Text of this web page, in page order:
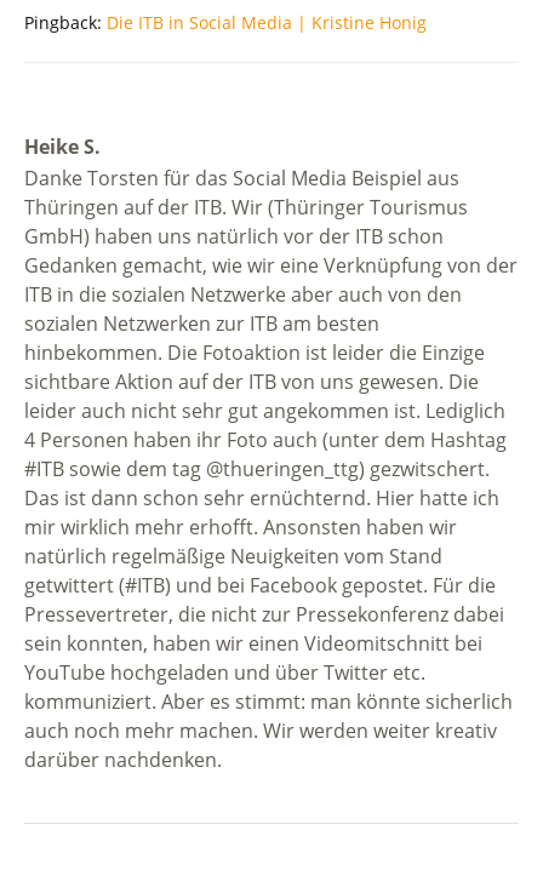
Pingback: Die ITB in Social Media | Kristine Honig
Heike S.
Danke Torsten für das Social Media Beispiel aus
Thüringen auf der ITB. Wir (Thüringer Tourismus
GmbH) haben uns natürlich vor der ITB schon
Gedanken gemacht, wie wir eine Verknüpfung von der
ITB in die sozialen Netzwerke aber auch von den
sozialen Netzwerken zur ITB am besten
hinbekommen. Die Fotoaktion ist leider die Einzige
sichtbare Aktion auf der ITB von uns gewesen. Die
leider auch nicht sehr gut angekommen ist. Lediglich
4 Personen haben ihr Foto auch (unter dem Hashtag
#ITB sowie dem tag @thueringen_ttg) gezwitschert.
Das ist dann schon sehr ernüchternd. Hier hatte ich
mir wirklich mehr erhofft. Ansonsten haben wir
natürlich regelmäßige Neuigkeiten vom Stand
getwittert (#ITB) und bei Facebook gepostet. Für die
Pressevertreter, die nicht zur Pressekonferenz dabei
sein konnten, haben wir einen Videomitschnitt bei
YouTube hochgeladen und über Twitter etc.
kommuniziert. Aber es stimmt: man könnte sicherlich
auch noch mehr machen. Wir werden weiter kreativ
darüber nachdenken.